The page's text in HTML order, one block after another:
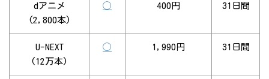
dアニメ
(2,800本)
◯ 400円 31日間
U-NEXT
(12万本)
◯ 1,990円 31日間